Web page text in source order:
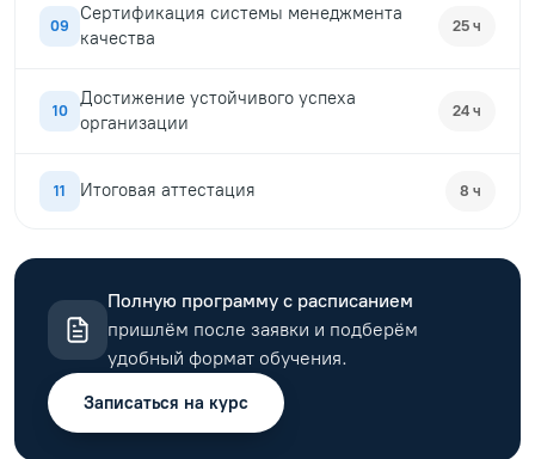
09
Сертификация системы менеджмента
качества
25 ч
10
Достижение устойчивого успеха
организации
24 ч
11 Итоговая аттестация 8 ч
Полную программу с расписанием
пришлём после заявки и подберём
удобный формат обучения.
Записаться на курс